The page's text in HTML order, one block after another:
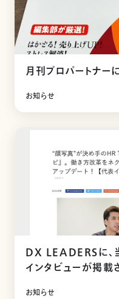
月刊プロパートナー
お知らせ
DX LEADERSに、
インタビューが掲載
お知らせ